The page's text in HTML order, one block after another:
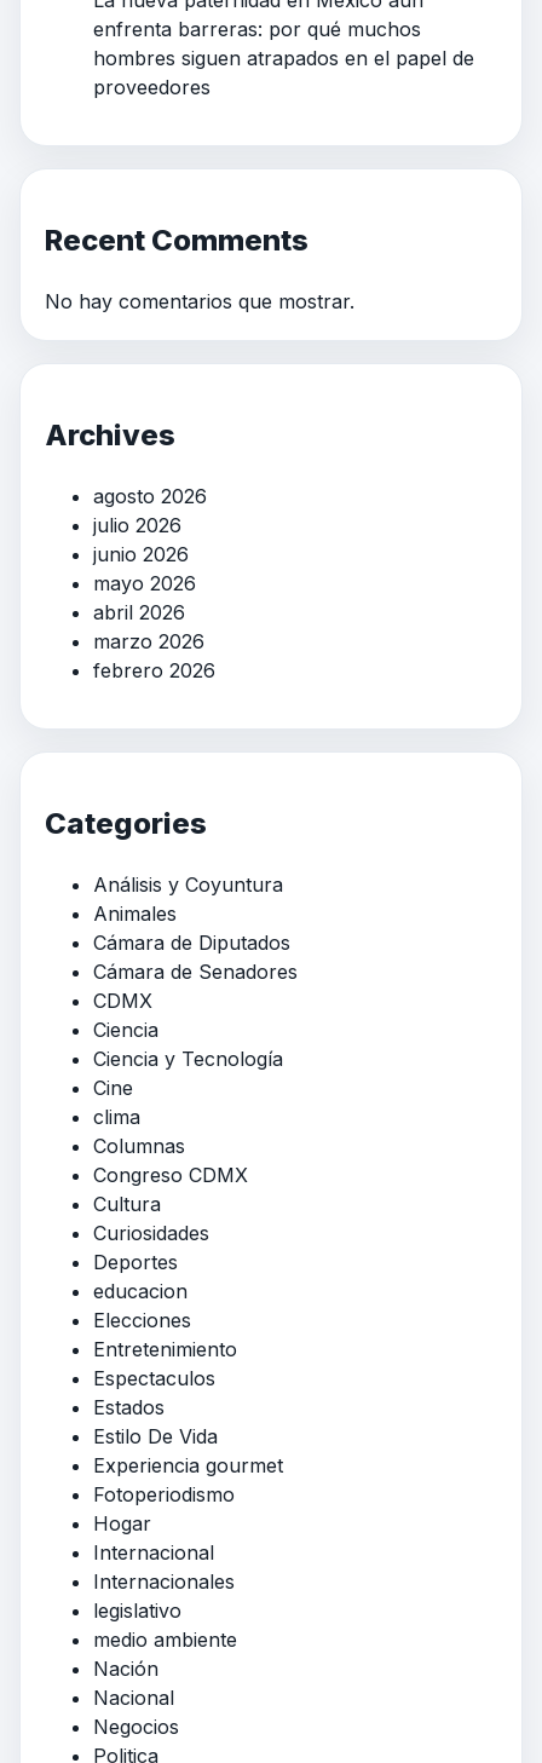
enfrenta barreras: por qué muchos
hombres siguen atrapados en el papel de
proveedores
Recent Comments
No hay comentarios que mostrar.
Archives
agosto 2026
julio 2026
junio 2026
mayo 2026
abril 2026
marzo 2026
febrero 2026
Categories
Análisis y Coyuntura
Animales
Cámara de Diputados
Cámara de Senadores
CDMX
Ciencia
Ciencia y Tecnología
Cine
clima
Columnas
Congreso CDMX
Cultura
Curiosidades
Deportes
educacion
Elecciones
Entretenimiento
Espectaculos
Estados
Estilo De Vida
Experiencia gourmet
Fotoperiodismo
Hogar
Internacional
Internacionales
legislativo
medio ambiente
Nación
Nacional
Negocios
Politica